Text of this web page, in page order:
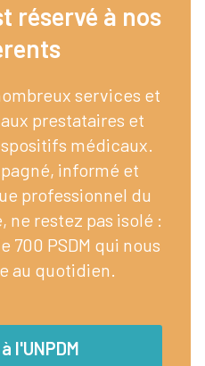
réservé à nos
services et
prestataires et
médicaux.
informé et
professionnel du
ne restez pas isolé :
700 PSDM qui nous
au quotidien.
l'UNPDM